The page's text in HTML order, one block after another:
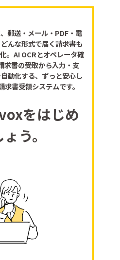
郵送・メール・PDF・電
んな形式で届く請求書も
。AI OCRとオペレータ確
求書の受取から入力・支
動化する、ずっと安心し
書受領システムです。
をはじめ
う。